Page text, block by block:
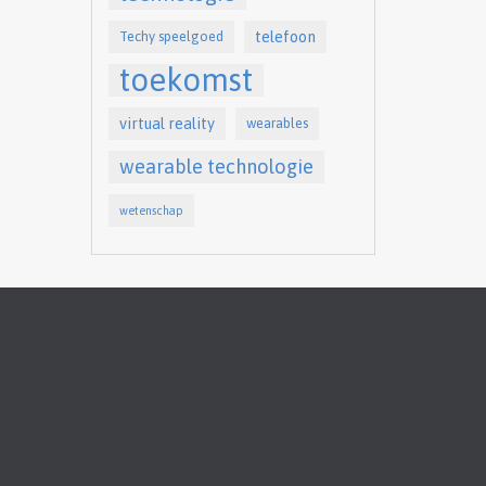
Techy speelgoed telefoon
toekomst
virtual reality wearables
wearable technologie
wetenschap